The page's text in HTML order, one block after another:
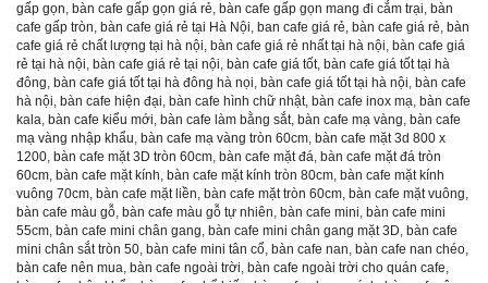
gấp gọn, bàn cafe gấp gọn giá rẻ, bàn cafe gấp gọn mang đi cắm trại, bàn
cafe gấp tròn, bàn cafe giá rẻ tại Hà Nội, ban cafe giá rẻ, bàn cafe giá rẻ, bàn
cafe giá rẻ chất lượng tại hà nội, bàn cafe giá rẻ nhất tại hà nội, bàn cafe giá
rẻ tại hà nội, bàn cafe giá rẻ tại nội, bàn cafe giá tốt, bàn cafe giá tốt tại hà
đông, bàn cafe giá tốt tại hà đông hà nọi, bàn cafe giá tốt tại hà nội, bàn cafe
hà nội, bàn cafe hiện đại, bàn cafe hình chữ nhật, bàn cafe inox mạ, bàn cafe
kala, bàn cafe kiểu mới, bàn cafe làm bằng sắt, bàn cafe mạ vàng, bàn cafe
mạ vàng nhập khẩu, bàn cafe mạ vàng tròn 60cm, bàn cafe mặt 3d 800 x
1200, bàn cafe mặt 3D tròn 60cm, bàn cafe mặt đá, bàn cafe mặt đá tròn
60cm, bàn cafe mặt kính, bàn cafe mặt kính tròn 80cm, bàn cafe mặt kính
vuông 70cm, bàn cafe mặt liền, bàn cafe mặt tròn 60cm, bàn cafe mặt vuông,
bàn cafe màu gỗ, bàn cafe màu gỗ tự nhiên, bàn cafe mini, bàn cafe mini
55cm, bàn cafe mini chân gang, bàn cafe mini chân gang mặt 3D, bàn cafe
mini chân sắt tròn 50, bàn cafe mini tân cổ, bàn cafe nan, bàn cafe nan chéo,
bàn cafe nên mua, bàn cafe ngoài trời, bàn cafe ngoài trời cho quán cafe,